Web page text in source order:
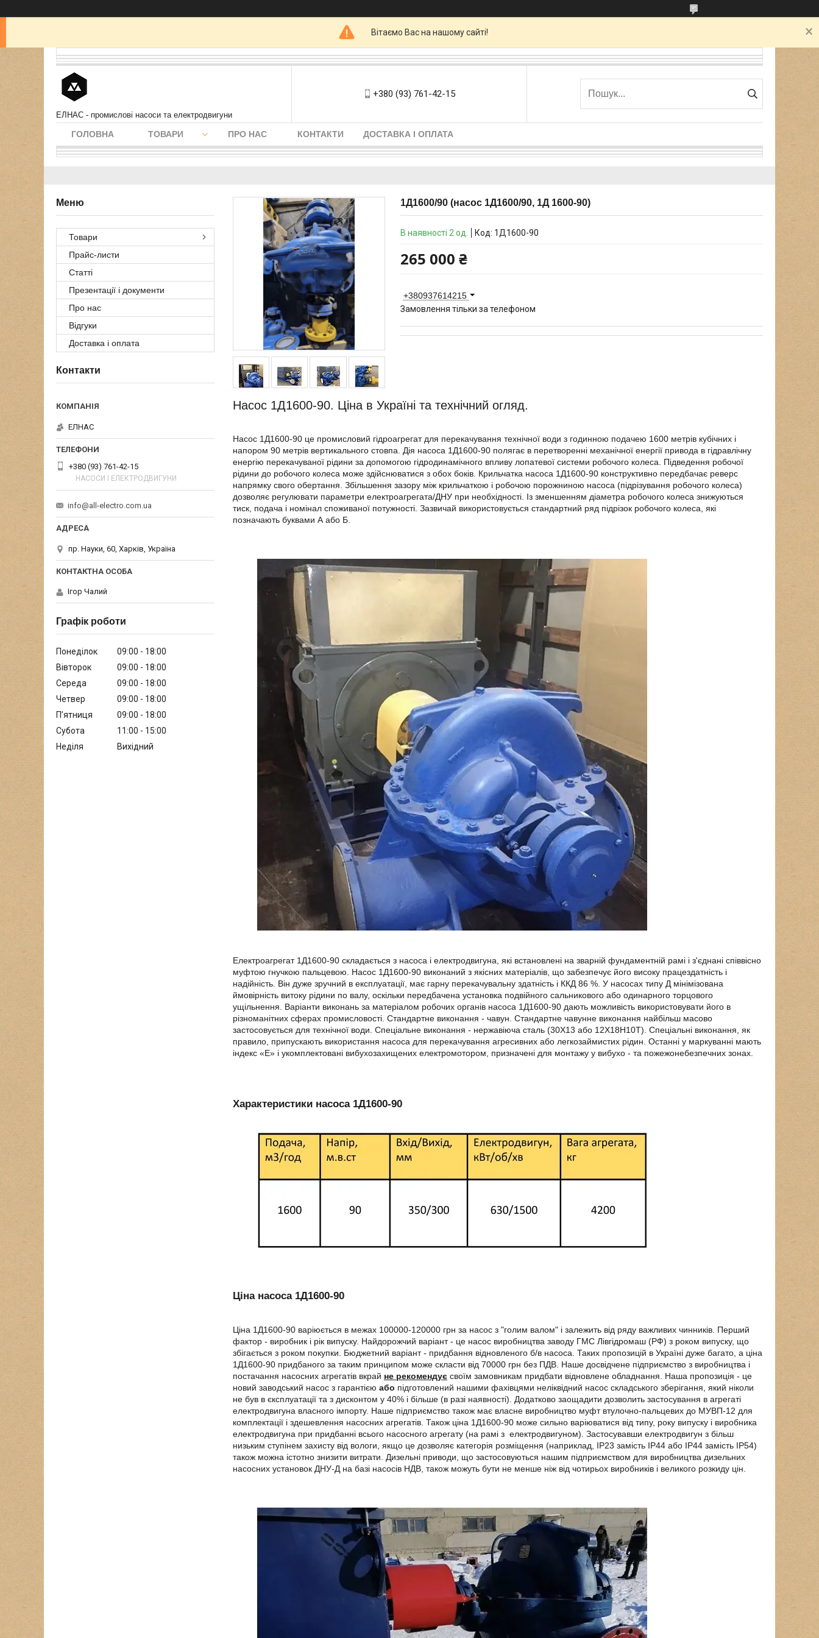
Вітаємо Вас на нашому сайті!
ЕЛНАС - промислові насоси та електродвигуни
+380 (93) 761-42-15
ГОЛОВНА ТОВАРИ ПРО НАС КОНТАКТИ ДОСТАВКА І ОПЛАТА
1Д1600/90 (насос 1Д1600/90, 1Д 1600-90)
В наявності 2 од. Код: 1Д1600-90
265 000 ₴
+380937614215
Замовлення тільки за телефоном
Насос 1Д1600-90. Ціна в Україні та технічний огляд.
Насос 1Д1600-90 це промисловий гідроагрегат для перекачування технічної води з годинною подачею 1600 метрів кубічних і
напором 90 метрів вертикального стовпа. Дія насоса 1Д1600-90 полягає в перетворенні механічної енергії привода в гідравлічну
енергію перекачуваної рідини за допомогою гідродинамічного впливу лопатевої системи робочого колеса. Підведення робочої
рідини до робочого колеса може здійснюватися з обох боків. Крильчатка насоса 1Д1600-90 конструктивно передбачає реверс
напрямку свого обертання. Збільшення зазору між крильчаткою і робочою порожниною насоса (підрізування робочого колеса)
дозволяє регулювати параметри електроагрегата/ДНУ при необхідності. Із зменшенням діаметра робочого колеса знижуються
тиск, подача і номінал споживаної потужності. Зазвичай використовується стандартний ряд підрізок робочого колеса, які
позначають буквами А або Б.
Електроагрегат 1Д1600-90 складається з насоса і електродвигуна, які встановлені на зварній фундаментній рамі і з'єднані співвісно
муфтою гнучкою пальцевою. Насос 1Д1600-90 виконаний з якісних матеріалів, що забезпечує його високу працездатність і
надійність. Він дуже зручний в експлуатації, має гарну перекачувальну здатність і ККД 86 %. У насосах типу Д мінімізована
ймовірність витоку рідини по валу, оскільки передбачена установка подвійного сальникового або одинарного торцового
ущільнення. Варіанти виконань за матеріалом робочих органів насоса 1Д1600-90 дають можливість використовувати його в
різноманітних сферах промисловості. Стандартне виконання - чавун. Стандартне чавунне виконання найбільш масово
застосовується для технічної води. Спеціальне виконання - нержавіюча сталь (30Х13 або 12Х18Н10Т). Спеціальні виконання, як
правило, припускають використання насоса для перекачування агресивних або легкозаймистих рідин. Останні у маркуванні мають
індекс «Е» і укомплектовані вибухозахищених електромотором, призначені для монтажу у вибухо - та пожежонебезпечних зонах.
Характеристики насоса 1Д1600-90
Ціна насоса 1Д1600-90
Ціна 1Д1600-90 варіюється в межах 100000-120000 грн за насос з "голим валом" і залежить від ряду важливих чинників. Перший
фактор - виробник і рік випуску. Найдорожчий варіант - це насос виробництва заводу ГМС Лівгідромаш (РФ) з роком випуску, що
збігається з роком покупки. Бюджетний варіант - придбання відновленого б/в насоса. Таких пропозицій в Україні дуже багато, а ціна
1Д1600-90 придбаного за таким принципом може скласти від 70000 грн без ПДВ. Наше досвідчене підприємство з виробництва і
постачання насосних агрегатів вкрай не рекомендує своїм замовникам придбати відновлене обладнання. Наша пропозиція - це
новий заводський насос з гарантією або підготовлений нашими фахівцями неліквідний насос складського зберігання, який ніколи
не був в єксплуатації та з дисконтом у 40% і більше (в разі наявності). Додатково заощадити дозволить застосування в агрегаті
електродвигуна власного імпорту. Наше підприємство також має власне виробництво муфт втулочно-пальцевих до МУВП-12 для
комплектації і здешевлення насосних агрегатів. Також ціна 1Д1600-90 може сильно варіюватися від типу, року випуску і виробника
електродвигуна при придбанні всього насосного агрегату (на рамі з електродвигуном). Застосувавши електродвигун з більш
низьким ступінем захисту від вологи, якщо це дозволяє категорія розміщення (наприклад, IP23 замість IP44 або IP44 замість IP54)
також можна істотно знизити витрати. Дизельні приводи, що застосовуються нашим підприємством для виробництва дизельних
насосних установок ДНУ-Д на базі насосів НДВ, також можуть бути не менше ніж від чотирьох виробників і великого розкиду цін.
Товари
Прайс-листи
Статті
Презентації і документи
Про нас
Відгуки
Доставка і оплата
Контакти
ЕЛНАС
+380 (93) 761-42-15
НАСОСИ І ЕЛЕКТРОДВИГУНИ
info@all-electro.com.ua
пр. Науки, 60, Харків, Україна
Ігор Чалий
Графік роботи
Понеділок 09:00
18:00
Вівторок
09:00
18:00
Середа
09:00
18:00
Четвер
09:00
18:00
Пʼятниця
09:00
18:00
Субота
11:00
15:00
Неділя
Вихідний